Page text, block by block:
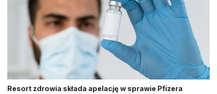
Resort zdrowia składa apelację w sprawie Pfizera